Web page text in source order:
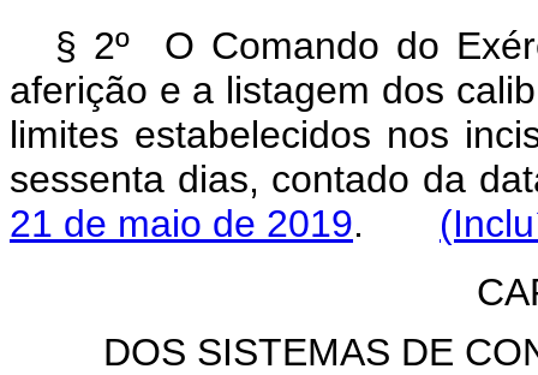
§ 2º O Comando do Exé
aferição e a listagem dos
limites estabelecidos nos
sessenta dias, contado da
21 de maio de 2019.
DOS SISTEMAS DE